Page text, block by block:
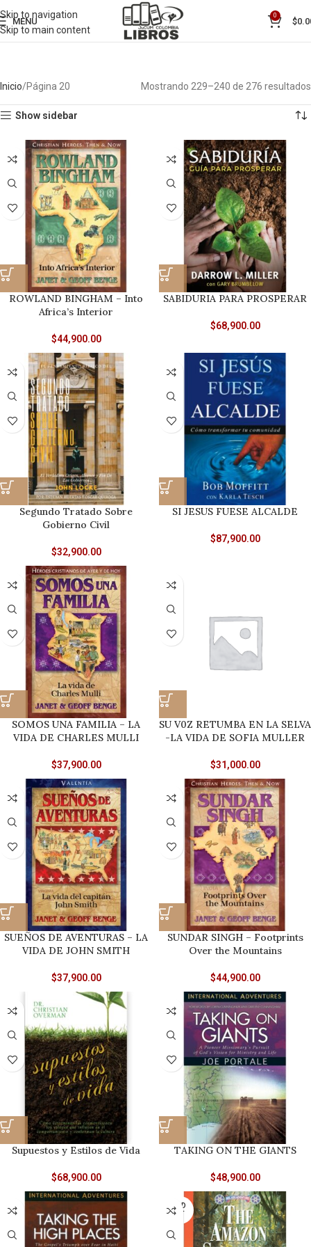
Skip to navigation
Skip to main content
MENU
0
$
Inicio Página 20 Mostrando 229–240 de 276 resultados
Show sidebar
ROWLAND BINGHAM – Into
Africa’s Interior
$44,900.00
SABIDURIA PARA PROSPERAR
$68,900.00
Segundo Tratado Sobre
Gobierno Civil
$32,900.00
SI JESUS FUESE ALCALDE
$87,900.00
SOMOS UNA FAMILIA – LA
VIDA DE CHARLES MULLI
$37,900.00
SU V0Z RETUMBA EN LA SELVA
-LA VIDA DE SOFIA MULLER
$31,000.00
SUEÑOS DE AVENTURAS – LA
VIDA DE JOHN SMITH
$37,900.00
SUNDAR SINGH – Footprints
Over the Mountains
$44,900.00
Supuestos y Estilos de Vida
$68,900.00
TAKING ON THE GIANTS
$48,900.00
SOLD
OUT